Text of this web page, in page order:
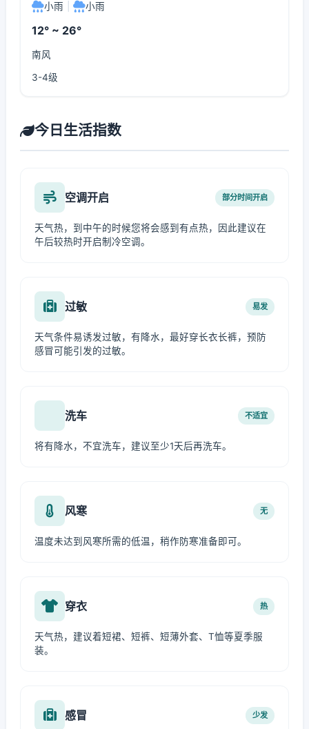
小雨 小雨
12° ~ 26°
南风
3-4级
今日生活指数
空调开启 部分时间开启
天气热，到中午的时候您将会感到有点热，因此建议在
午后较热时开启制冷空调。
过敏 易发
天气条件易诱发过敏，有降水，最好穿长衣长裤，预防
感冒可能引发的过敏。
洗车 不适宜
将有降水，不宜洗车，建议至少1天后再洗车。
风寒 无
温度未达到风寒所需的低温，稍作防寒准备即可。
穿衣 热
天气热，建议着短裙、短裤、短薄外套、T恤等夏季服
装。
感冒 少发